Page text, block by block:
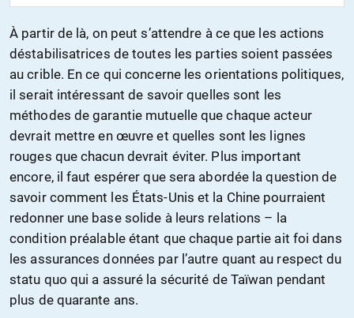
À partir de là, on peut s’attendre à ce que les actions
déstabilisatrices de toutes les parties soient passées
au crible. En ce qui concerne les orientations politiques,
il serait intéressant de savoir quelles sont les
méthodes de garantie mutuelle que chaque acteur
devrait mettre en œuvre et quelles sont les lignes
rouges que chacun devrait éviter. Plus important
encore, il faut espérer que sera abordée la question de
savoir comment les États-Unis et la Chine pourraient
redonner une base solide à leurs relations – la
condition préalable étant que chaque partie ait foi dans
les assurances données par l’autre quant au respect du
statu quo qui a assuré la sécurité de Taïwan pendant
plus de quarante ans.